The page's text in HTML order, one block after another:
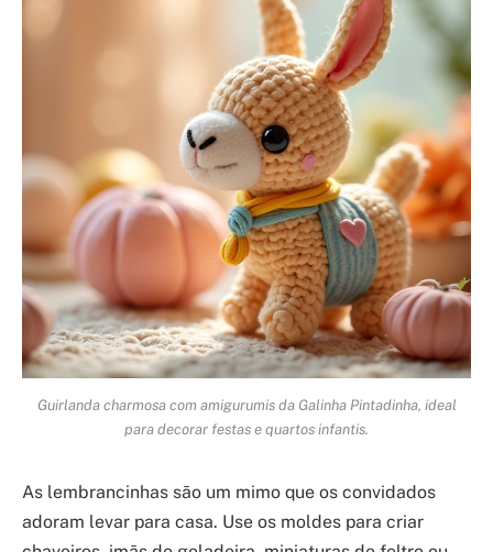
Guirlanda charmosa com amigurumis da Galinha Pintadinha, ideal
para decorar festas e quartos infantis.
As lembrancinhas são um mimo que os convidados
adoram levar para casa. Use os moldes para criar